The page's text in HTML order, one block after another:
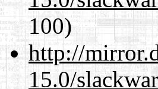
100)
http://
15.0/